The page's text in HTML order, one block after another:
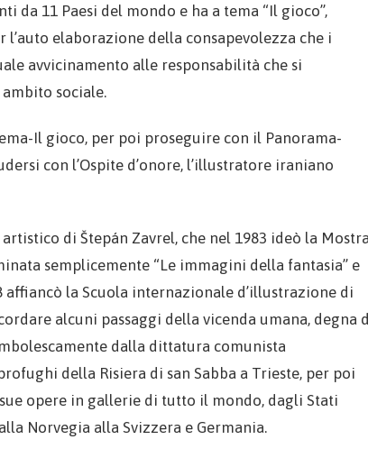
da 11 Paesi del mondo e ha a tema “Il gioco”,
elaborazione della consapevolezza che i
avvicinamento alle responsabilità che si
sociale.
Il gioco, per poi proseguire con il Panorama-
con l’Ospite d’onore, l’illustratore iraniano
di Štepán Zavrel, che nel 1983 ideò la
semplicemente “Le immagini della fantasia” e
affiancò la Scuola internazionale d’illustrazione di
alcuni passaggi della vicenda umana, degna
dalla dittatura comunista
della Risiera di san Sabba a Trieste, per poi
opere in gallerie di tutto il mondo, dagli Stati
Norvegia alla Svizzera e Germania.